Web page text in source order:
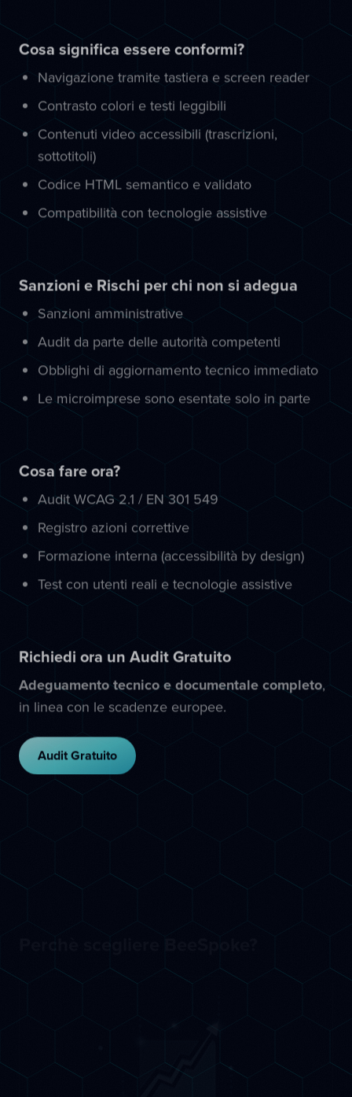
Cosa significa essere conformi?
Navigazione tramite tastiera e screen reader
Contrasto colori e testi leggibili
Contenuti video accessibili (trascrizioni,
sottotitoli)
Codice HTML semantico e validato
Compatibilità con tecnologie assistive
Sanzioni e Rischi per chi non si adegua
Sanzioni amministrative
Audit da parte delle autorità competenti
Obblighi di aggiornamento tecnico immediato
Le microimprese sono esentate solo in parte
Cosa fare ora?
Audit WCAG 2.1 / EN 301 549
Registro azioni correttive
Formazione interna (accessibilità by design)
Test con utenti reali e tecnologie assistive
Richiedi ora un Audit Gratuito
Adeguamento tecnico e documentale completo
in linea con le scadenze europee.
Audit Gratuito